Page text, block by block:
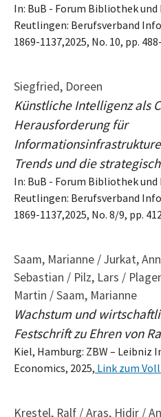
In: BuB - Forum Bibliothek
Reutlingen: Berufsverband
1869-1137,2025, No. 10, pp.
Siegfried, Doreen
Künstliche Intelligenz als
Herausforderung für
Trends und die
In: BuB - Forum Bibliothek
Reutlingen: Berufsverband
1869-1137,2025, No. 8/9, pp.
Saam, Marianne / Jurkat,
Sebastian / Pilz, Lars /
Martin / Saam, Marianne
Wachstum und
Festschrift zu Ehren von
Kiel, Hamburg: ZBW –
Economics, 2025, Link zum
Krestel, Ralf / Aras, Hidir /